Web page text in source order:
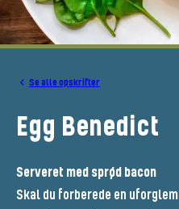
Se alle opskrifter
Egg Benedict
Serveret med sprød bacon
Skal du forberede en